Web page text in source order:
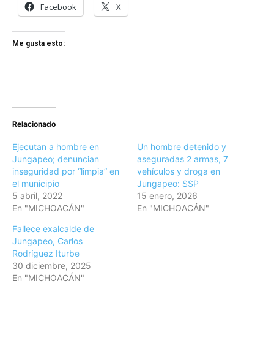
Facebook X
Me gusta esto:
Relacionado
Ejecutan a hombre en
Jungapeo; denuncian
inseguridad por “limpia” en
el municipio
5 abril, 2022
En "MICHOACÁN"
Un hombre detenido y
aseguradas 2 armas, 7
vehículos y droga en
Jungapeo: SSP
15 enero, 2026
En "MICHOACÁN"
Fallece exalcalde de
Jungapeo, Carlos
Rodríguez Iturbe
30 diciembre, 2025
En "MICHOACÁN"